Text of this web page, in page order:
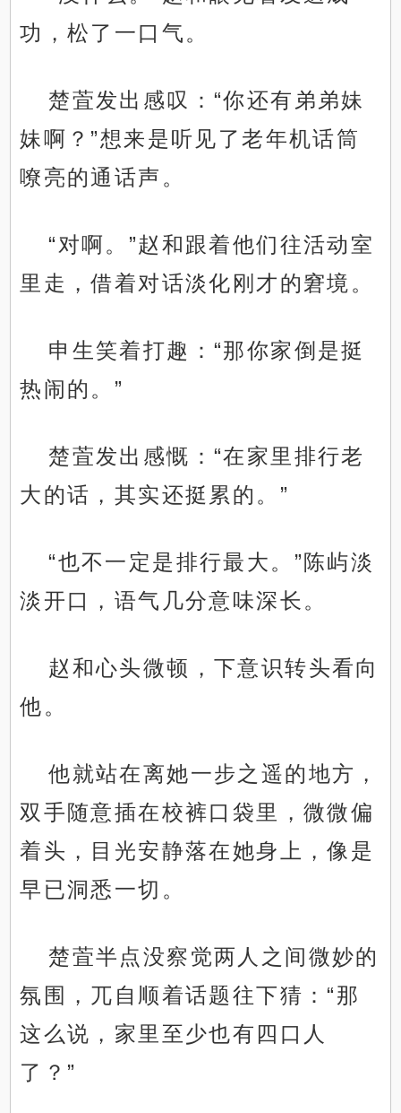
功，松了一口气。
楚萓发出感叹：“你还有弟弟妹
妹啊？”想来是听见了老年机话筒
嘹亮的通话声。
“对啊。”赵和跟着他们往活动室
里走，借着对话淡化刚才的窘境。
申生笑着打趣：“那你家倒是挺
热闹的。”
楚萓发出感慨：“在家里排行老
大的话，其实还挺累的。”
“也不一定是排行最大。”陈屿淡
淡开口，语气几分意味深长。
赵和心头微顿，下意识转头看向
他。
他就站在离她一步之遥的地方，
双手随意插在校裤口袋里，微微偏
着头，目光安静落在她身上，像是
早已洞悉一切。
楚萓半点没察觉两人之间微妙的
氛围，兀自顺着话题往下猜：“那
这么说，家里至少也有四口人
了？”